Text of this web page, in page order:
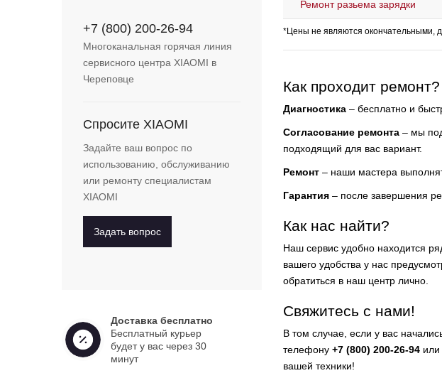
+7 (800) 200-26-94
Многоканальная горячая линия
сервисного центра XIAOMI в
Череповце
Спросите XIAOMI
Задайте ваш вопрос по
использованию, обслуживанию
или ремонту специалистам
XIAOMI
Задать вопрос
Доставка бесплатно
Бесплатный курьер
будет у вас через 30
минут
Ремонт разьема зарядки
*Цены не являются окончательными,
Как проходит ремонт?
Диагностика – бесплатно и
Согласование ремонта – мы
подходящий для вас вариант.
Ремонт – наши мастера
Гарантия – после завершения
Как нас найти?
Наш сервис удобно находится
вашего удобства у нас
обратиться в наш центр лично.
Свяжитесь с нами!
В том случае, если у вас
телефону +7 (800) 200-26-94 или
вашей техники!